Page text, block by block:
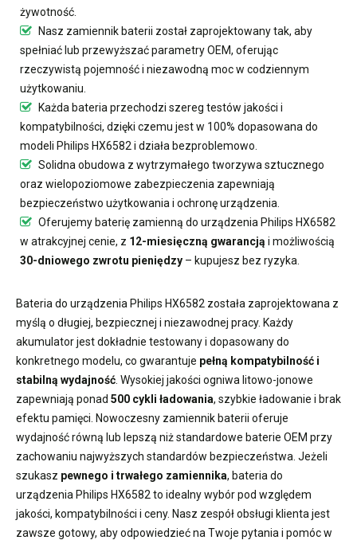
żywotność.
Nasz zamiennik baterii został zaprojektowany tak, aby
spełniać lub przewyższać parametry OEM, oferując
rzeczywistą pojemność i niezawodną moc w codziennym
użytkowaniu.
Każda bateria przechodzi szereg testów jakości i
kompatybilności, dzięki czemu jest w 100% dopasowana do
modeli Philips HX6582 i działa bezproblemowo.
Solidna obudowa z wytrzymałego tworzywa sztucznego
oraz wielopoziomowe zabezpieczenia zapewniają
bezpieczeństwo użytkowania i ochronę urządzenia.
Oferujemybaterię zamienną do urządzenia Philips HX6582
w atrakcyjnej cenie, z 12-miesięczną gwarancją i możliwością
30-dniowego zwrotu pieniędzy – kupujesz bez ryzyka.
Bateria do urządzenia Philips HX6582 została zaprojektowana z
myślą o długiej, bezpiecznej i niezawodnej pracy. Każdy
akumulator jest dokładnie testowany i dopasowany do
konkretnego modelu, co gwarantuje pełną kompatybilność i
stabilną wydajność . Wysokiej jakości ogniwa litowo-jonowe
zapewniają ponad 500 cykli ładowania, szybkie ładowanie i brak
efektu pamięci. Nowoczesny zamiennik baterii oferuje
wydajność równą lub lepszą niż standardowe baterie OEM przy
zachowaniu najwyższych standardów bezpieczeństwa. Jeżeli
szukasz pewnego i trwałego zamiennika, bateria do
urządzenia Philips HX6582 to idealny wybór pod względem
jakości, kompatybilności i ceny. Nasz zespół obsługi klienta jest
zawsze gotowy, aby odpowiedzieć na Twoje pytania i pomóc w